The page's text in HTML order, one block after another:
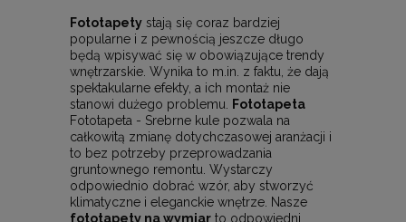
Fototapety stają się coraz bardziej
popularne i z pewnością jeszcze długo
będą wpisywać się w obowiązujące trendy
wnętrzarskie. Wynika to m.in. z faktu, że dają
spektakularne efekty, a ich montaż nie
stanowi dużego problemu. Fototapeta
Fototapeta - Srebrne kule pozwala na
całkowitą zmianę dotychczasowej aranżacji i
to bez potrzeby przeprowadzania
gruntownego remontu. Wystarczy
odpowiednio dobrać wzór, aby stworzyć
klimatyczne i eleganckie wnętrze. Nasze
fototapety na wymiar to odpowiedni